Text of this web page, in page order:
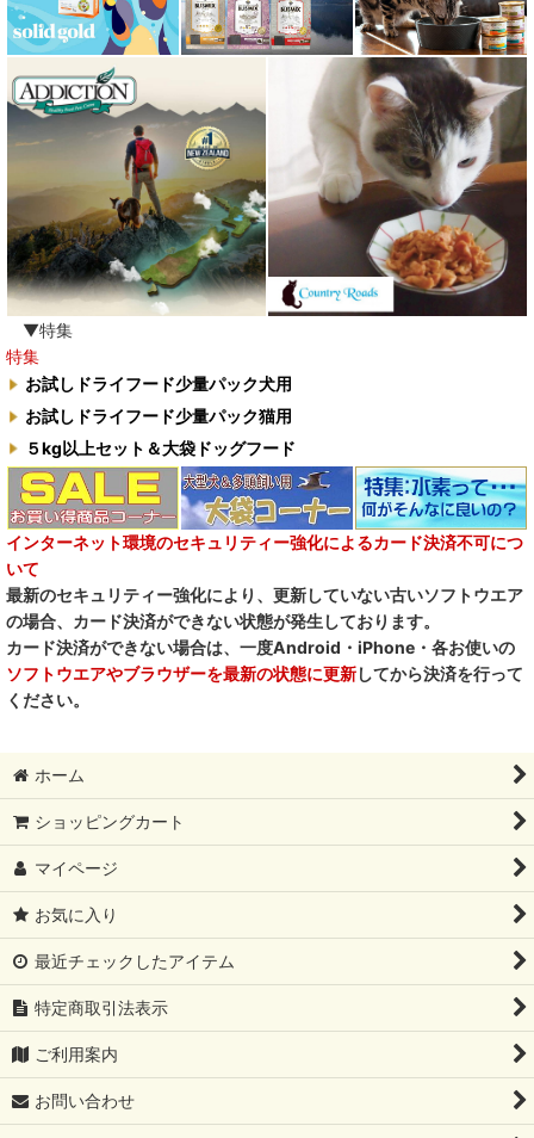
ロッカ ROKKA
ワイルドランド Wildes Land
わんぽうやく
ナチュラル重曹 アイテム合同会社
水素シリーズ
臭わない袋BOS
自然流
M.Y Forest推奨品
フォルツァ10犬キャンペーン
一口笑 Ikkosho
デイリーディライト DAILY DELIGHT
RENA DOG レナドッグ
PetO’CERA ペットセラ
▼特集
特集
お試しドライフード少量パック犬用
お試しドライフード少量パック猫用
５kg以上セット＆大袋ドッグフード
インターネット環境のセキュリティー強化によるカード決済不可につ
いて
最新のセキュリティー強化により、更新していない古いソフトウエア
の場合、カード決済ができない状態が発生しております。
カード決済ができない場合は、一度Android・iPhone・各お使いの
ソフトウエアやブラウザーを最新の状態に更新してから決済を行って
ください。
ホーム
ショッピングカート
マイページ
お気に入り
最近チェックしたアイテム
特定商取引法表示
ご利用案内
お問い合わせ